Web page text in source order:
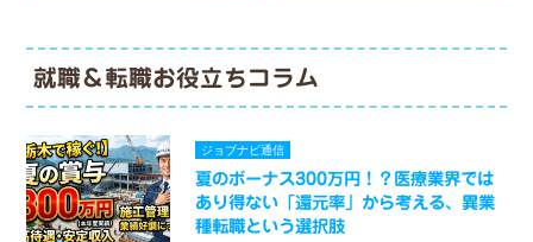
就職＆転職お役立ちコラム
ジョブナビ通信
夏のボーナス300万円！？医療業界では
あり得ない「還元率」から考える、異業
種転職という選択肢